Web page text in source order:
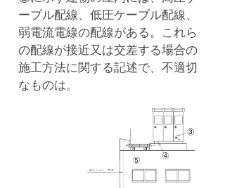
ーブル配線、低圧ケーブル配線、
弱電流電線の配線がある。これら
の配線が接近又は交差する場合の
施工方法に関する記述で、不適切
なものは。